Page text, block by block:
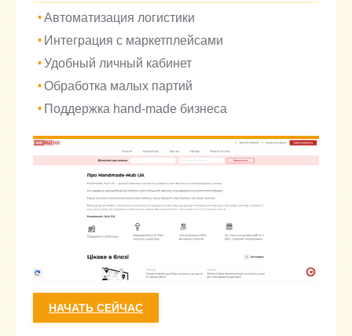
Автоматизация логистики
Интеграция с маркетплейсами
Удобный личный кабинет
Обработка малых партий
Поддержка hand-made бизнеса
НАЧАТЬ СЕЙЧАС